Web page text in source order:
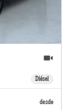
Diésel
desde